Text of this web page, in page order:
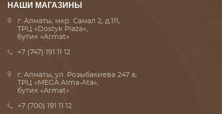
НАШИ МАГАЗИНЫ
г. Алматы, мкр. Самал 2, д.111,
ТРЦ «Dostyk Plaza»,
бутик «Armat»
+7 (747) 191 11 12
г. Алматы, ул. Розыбакиева 247 а,
ТРЦ «MEGA Alma-Ata»,
бутик «Armat»
+7 (700) 191 11 12